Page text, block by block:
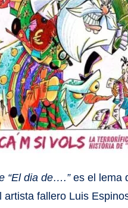
“El dia de….”es el lema
fallero Luis